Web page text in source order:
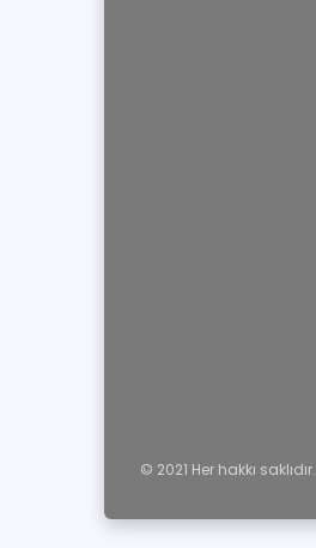
© 2021 Her hakkı saklıdır.